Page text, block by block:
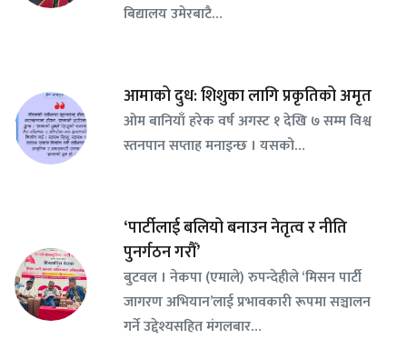
बिद्यालय उमेरबाटै…
आमाको दुध: शिशुका लागि प्रकृतिको अमृत
ओम बानियाँ हरेक वर्ष अगस्ट १ देखि ७ सम्म विश्व
स्तनपान सप्ताह मनाइन्छ । यसको…
‘पार्टीलाई बलियो बनाउन नेतृत्व र नीति
पुनर्गठन गरौँ’
बुटवल । नेकपा (एमाले) रुपन्देहीले ‘मिसन पार्टी
जागरण अभियान’लाई प्रभावकारी रूपमा सञ्चालन
गर्ने उद्देश्यसहित मंगलबार…